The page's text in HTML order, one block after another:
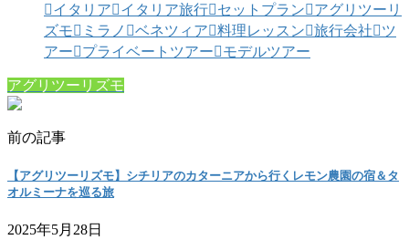
イタリア
イタリア旅行 セットプラン
アグリツーリ
ズモ
ミラノ ベネツィア 料理レッスン 旅行会社
ツ
アー
プライベートツアー モデルツアー
アグリツーリズモ
前の記事
【アグリツーリズモ】シチリアのカターニアから行くレモン農園の宿＆タ
オルミーナを巡る旅
2025年5月28日